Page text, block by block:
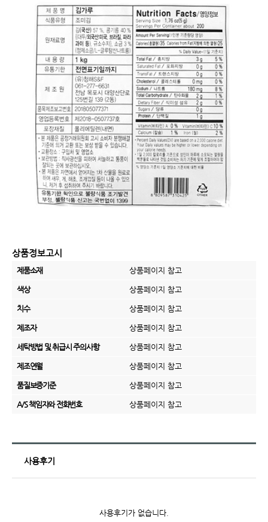
상품정보고시
제품소재 상품페이지 참고
색상 상품페이지 참고
치수 상품페이지 참고
제조자 상품페이지 참고
세탁방법 및 취급시 주의사항 상품페이지 참고
제조연월 상품페이지 참고
품질보증기준 상품페이지 참고
A/S 책임자와 전화번호 상품페이지 참고
사용후기
사용후기가 없습니다.